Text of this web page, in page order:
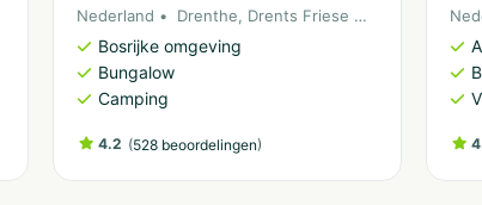
Nederland Drenthe, Drents Friese Wold
Bosrijke omgeving
Bungalow
Camping
4.2 (528 beoordelingen)